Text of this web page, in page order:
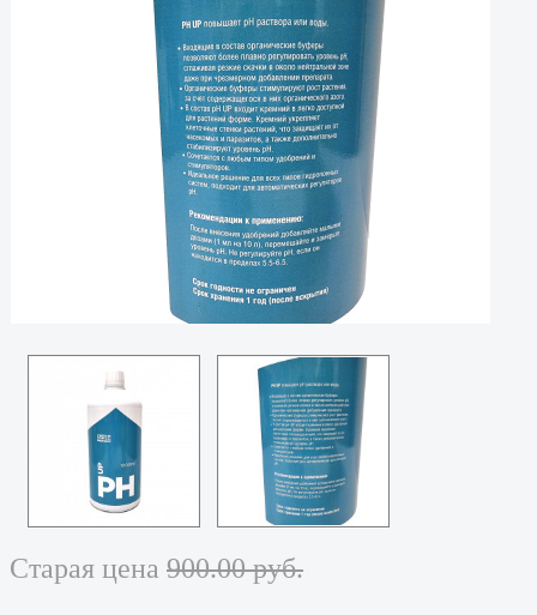
Старая цена 900.00 руб.